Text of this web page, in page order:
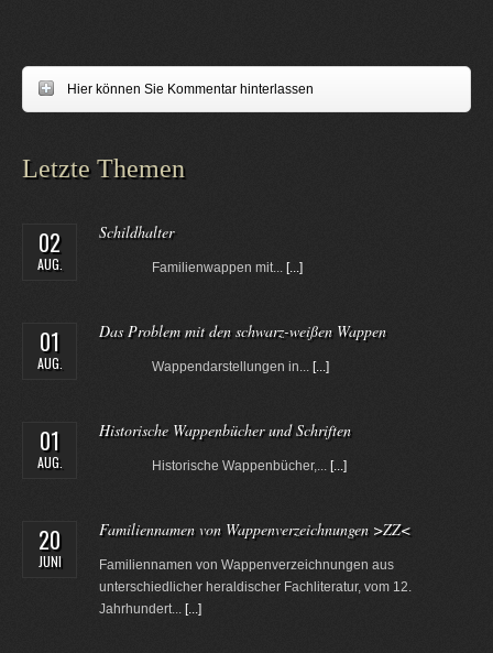
Hier können Sie Kommentar hinterlassen
Letzte Themen
02
AUG.
Schildhalter
Familienwappen mit... [...]
01
AUG.
Das Problem mit den schwarz-weißen Wappen
Wappendarstellungen in... [...]
01
AUG.
Historische Wappenbücher und Schriften
Historische Wappenbücher,... [...]
20
JUNI
Familiennamen von Wappenverzeichnungen >ZZ<
Familiennamen von Wappenverzeichnungen aus
unterschiedlicher heraldischer Fachliteratur, vom 12.
Jahrhundert... [...]